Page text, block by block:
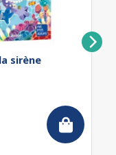
sirène